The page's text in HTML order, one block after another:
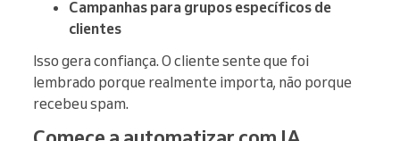
Campanhas para grupos específicos de
clientes
Isso gera confiança. O cliente sente que foi
lembrado porque realmente importa, não porque
recebeu spam.